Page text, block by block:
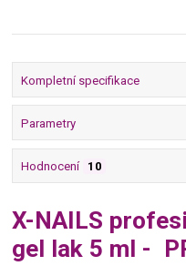
Kompletní specifikace
Parametry
Hodnocení 10
X-NAILS
gel lak 5 ml -